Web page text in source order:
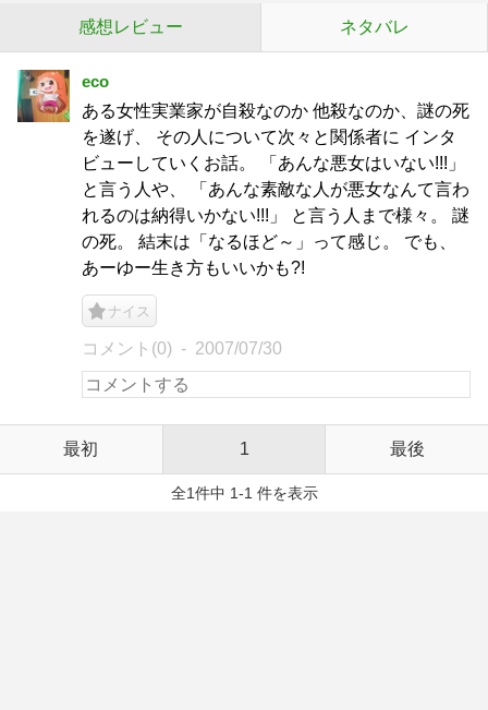
感想レビュー ネタバレ
eco
ある女性実業家が自殺なのか 他殺なのか、謎の死
を遂げ、 その人について次々と関係者に インタ
ビューしていくお話。 「あんな悪女はいない!!!」
と言う人や、 「あんな素敵な人が悪女なんて言わ
れるのは納得いかない!!!」 と言う人まで様々。 謎
の死。 結末は「なるほど～」って感じ。 でも、
あーゆー生き方もいいかも?!
ナイス
コメント(0) 2007/07/30
最初 1 最後
全1件中 1-1 件を表示